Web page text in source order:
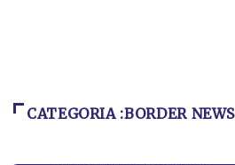
CATEGORIA :BORDER NEWS